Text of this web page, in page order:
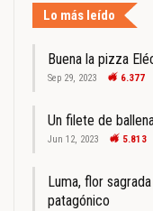
Lo más leído
Buena la pizza
Sep 29, 2023 6.377
Un filete de
Jun 12, 2023 5.813
Luma, flor
patagónico